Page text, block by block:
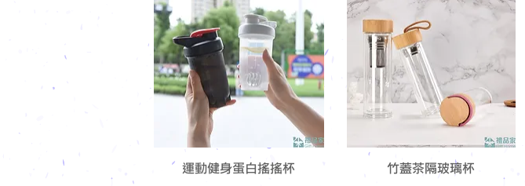
運動健身蛋白搖搖杯 竹蓋茶隔玻璃杯